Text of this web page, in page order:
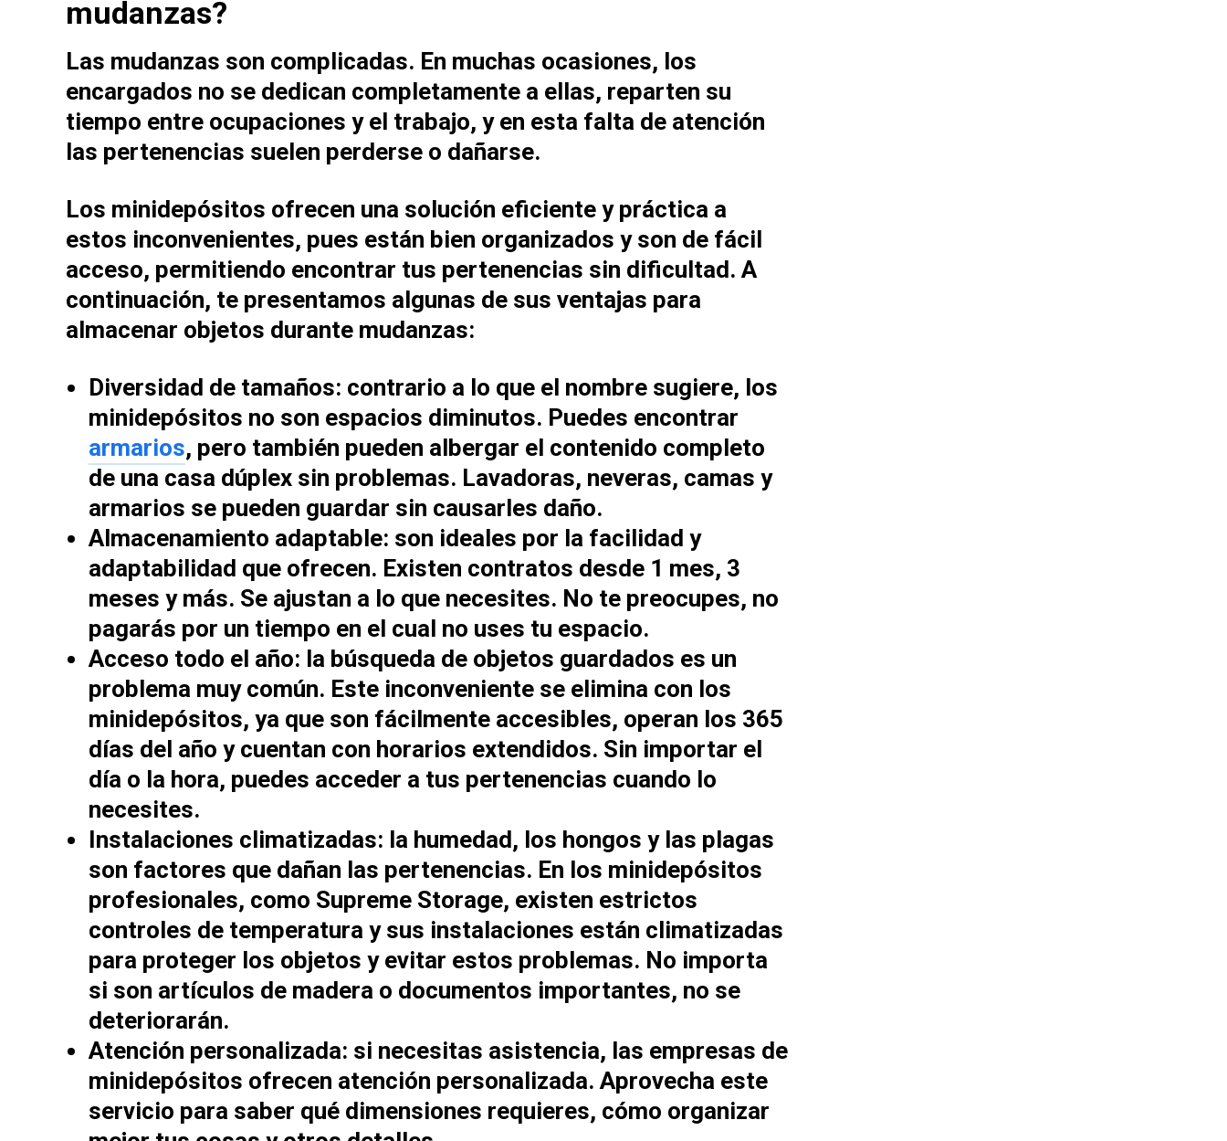
mudanzas?
Las mudanzas son complicadas. En muchas ocasiones, los
encargados no se dedican completamente a ellas, reparten su
tiempo entre ocupaciones y el trabajo, y en esta falta de atención
las pertenencias suelen perderse o dañarse.
Los minidepósitos ofrecen una solución eficiente y práctica a
estos inconvenientes, pues están bien organizados y son de fácil
acceso, permitiendo encontrar tus pertenencias sin dificultad. A
continuación, te presentamos algunas de sus ventajas para
almacenar objetos durante mudanzas:
Diversidad de tamaños: contrario a lo que el nombre sugiere, los
minidepósitos no son espacios diminutos. Puedes encontrar
armarios, pero también pueden albergar el contenido completo
de una casa dúplex sin problemas. Lavadoras, neveras, camas y
armarios se pueden guardar sin causarles daño.
Almacenamiento adaptable: son ideales por la facilidad y
adaptabilidad que ofrecen. Existen contratos desde 1 mes, 3
meses y más. Se ajustan a lo que necesites. No te preocupes, no
pagarás por un tiempo en el cual no uses tu espacio.
Acceso todo el año: la búsqueda de objetos guardados es un
problema muy común. Este inconveniente se elimina con los
minidepósitos, ya que son fácilmente accesibles, operan los 365
días del año y cuentan con horarios extendidos. Sin importar el
día o la hora, puedes acceder a tus pertenencias cuando lo
necesites.
Instalaciones climatizadas: la humedad, los hongos y las plagas
son factores que dañan las pertenencias. En los minidepósitos
profesionales, como Supreme Storage, existen estrictos
controles de temperatura y sus instalaciones están climatizadas
para proteger los objetos y evitar estos problemas. No importa
si son artículos de madera o documentos importantes, no se
deteriorarán.
Atención personalizada: si necesitas asistencia, las empresas de
minidepósitos ofrecen atención personalizada. Aprovecha este
servicio para saber qué dimensiones requieres, cómo organizar